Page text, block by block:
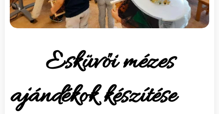
Esküvői mézes
ajándékok készítése🤵